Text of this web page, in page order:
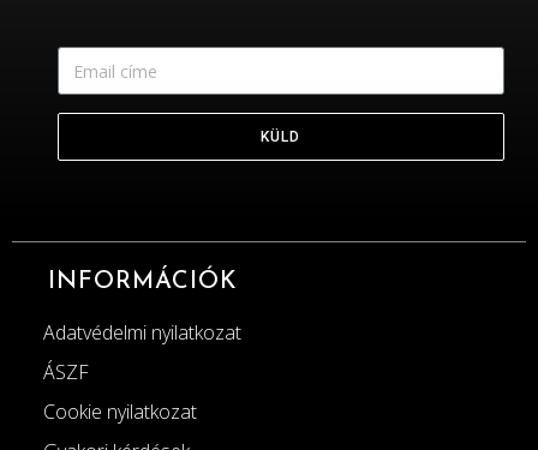
KÜLD
INFORMÁCIÓK
Adatvédelmi nyilatkozat
ÁSZF
Cookie nyilatkozat